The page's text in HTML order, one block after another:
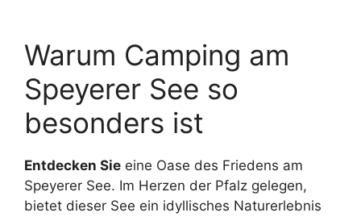
Warum Camping am
Speyerer See so
besonders ist
Entdecken Sie eine Oase des Friedens am
Speyerer See. Im Herzen der Pfalz gelegen,
bietet dieser See ein idyllisches Naturerlebnis